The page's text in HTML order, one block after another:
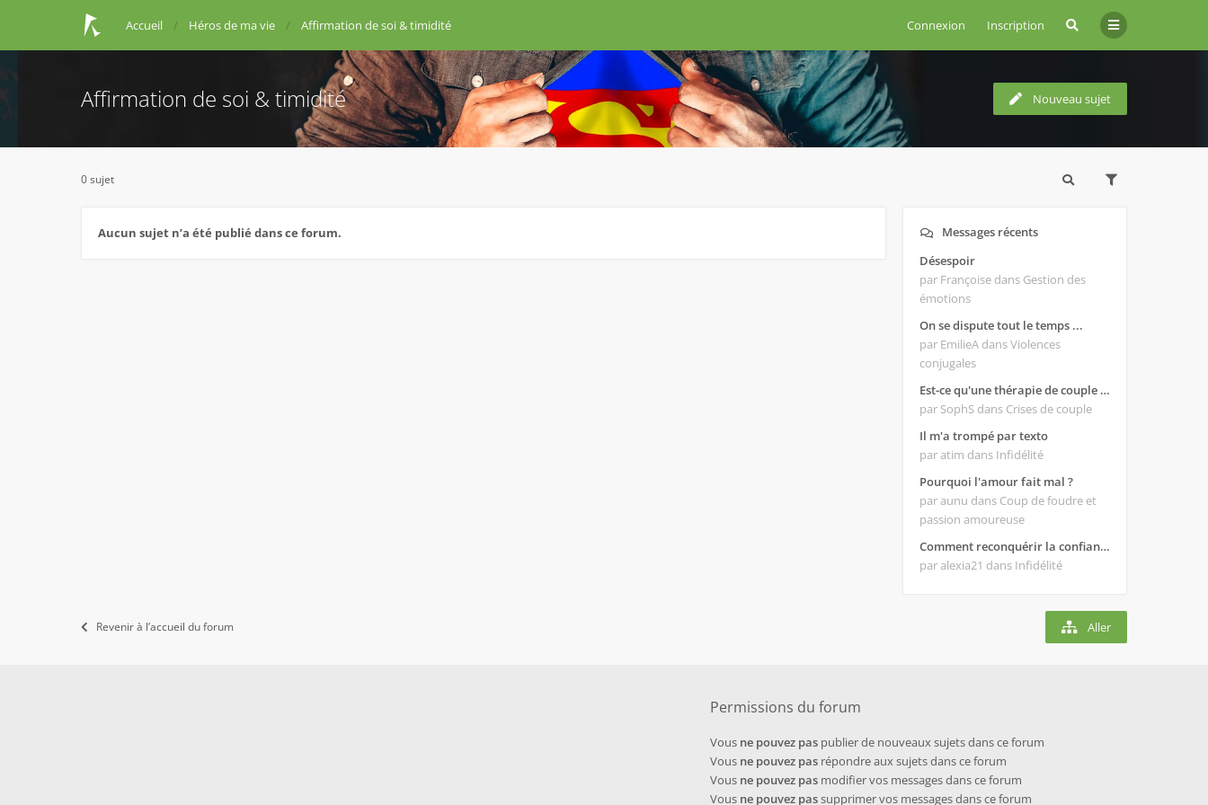
Connexion Inscription
Accueil Héros de ma vie Affirmation de soi & timidité
Affirmation de soi & timidité Nouveau sujet
0 sujet
Aucun sujet n’a été publié dans ce forum.
Messages récents
Désespoir
par Françoise dans Gestion des
émotions
On se dispute tout le temps ...
par EmilieA dans Violences
conjugales
Est-ce qu'une thérapie de couple est efficace ?
par SophS dans Crises de couple
Il m'a trompé par texto
par atim dans Infidélité
Pourquoi l'amour fait mal ?
par aunu dans Coup de foudre et
passion amoureuse
Comment reconquérir la confiance de mon homme ?
par alexia21 dans Infidélité
Revenir à l’accueil du forum Aller
Permissions du forum
Vous ne pouvez pas publier de nouveaux sujets dans ce forum
Vous ne pouvez pas répondre aux sujets dans ce forum
Vous ne pouvez pas modifier vos messages dans ce forum
Vous ne pouvez passupprimer vos messages dans ce forum